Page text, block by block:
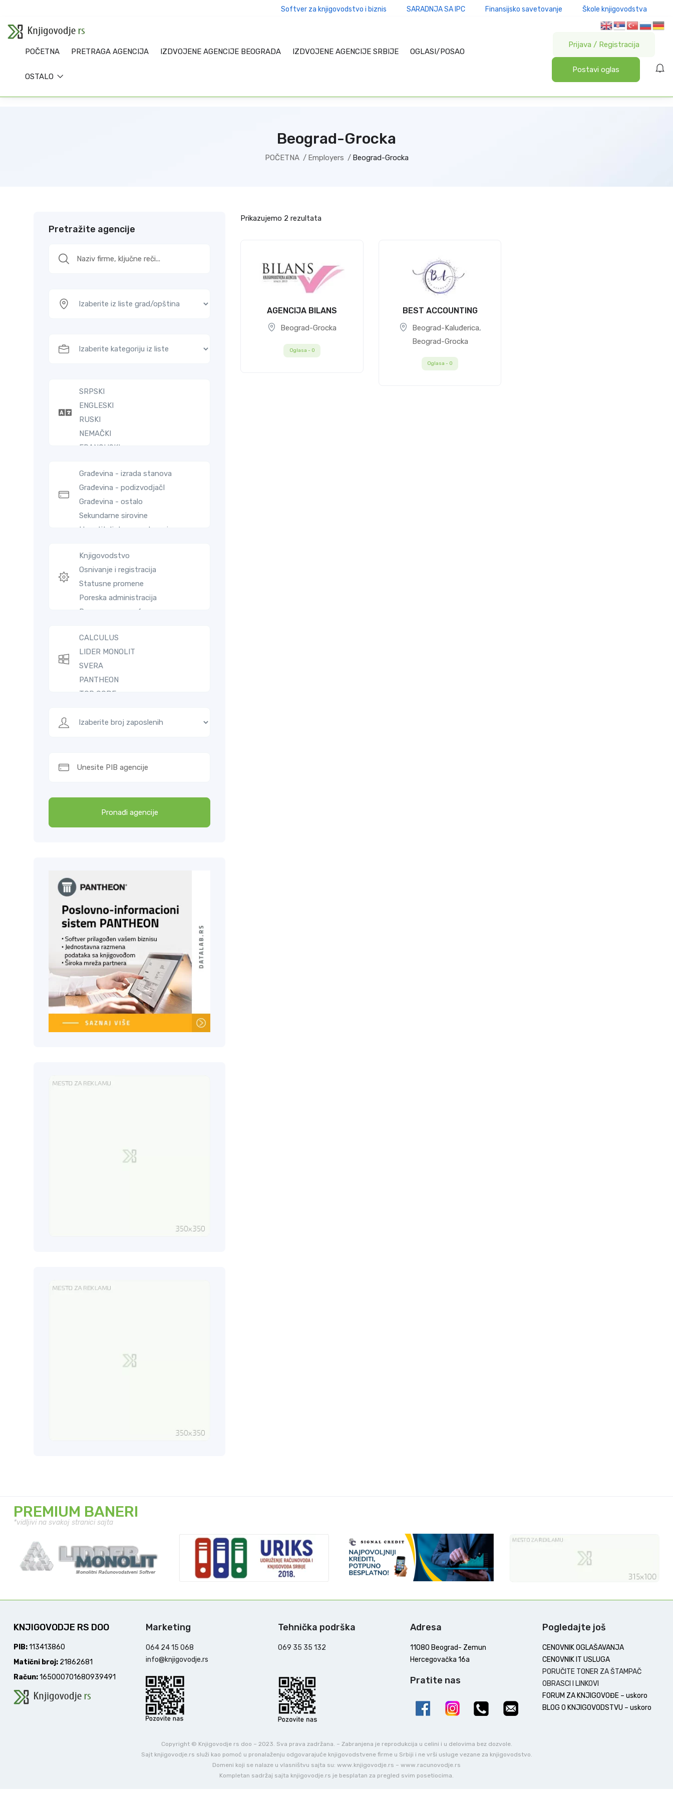
Softver za knjigovodstvo i biznis SARADNJA SA IPC Finansijsko savetovanje Škole knjigovodstva
POČETNA PRETRAGA AGENCIJA IZDVOJENE AGENCIJE BEOGRADA IZDVOJENE AGENCIJE SRBIJE OGLASI/POSAO
OSTALO
Prijava / Registracija
Postavi oglas
Beograd-Grocka
POČETNA Employers Beograd-Grocka
Pretražite agencije
Pronađi agencije
Prikazujemo 2 rezultata
AGENCIJA BILANS
Beograd-Grocka
Oglasa - 0
BEST ACCOUNTING
Beograd-Kaluđerica,
Beograd-Grocka
Oglasa - 0
PREMIUM BANERI
*vidljivi na svakoj stranici sajta
KNJIGOVODJE RS DOO
PIB:113413860
Matični broj: 21862681
Račun:165000701680939491
Marketing
064 24 15 068
info@knjigovodje.rs
Tehnička podrška
069 35 35 132
Adresa
11080 Beograd- Zemun
Hercegovačka 16a
Pratite nas
Pogledajte još
CENOVNIK OGLAŠAVANJA
CENOVNIK IT USLUGA
PORUČITE TONER ZA ŠTAMPAČ
OBRASCI I LINKOVI
FORUM ZA KNJIGOVOĐE – uskoro
BLOG O KNJIGOVODSTVU – uskoro
Copyright © Knjigovodje rs doo – 2023. Sva prava zadržana. – Zabranjena je reprodukcija u celini i u delovima bez dozvole.
Sajt knjigovodje.rs služi kao pomoć u pronalaženju odgovarajuće knjigovodstvene firme u Srbiji i ne vrši usluge vezane za knjigovodstvo.
Domeni koji se nalaze u vlasništvu sajta su: www.knjigovodje.rs – www.racunovodje.rs
Kompletan sadržaj sajta knjigovodje.rs je besplatan za pregled svim posetiocima.